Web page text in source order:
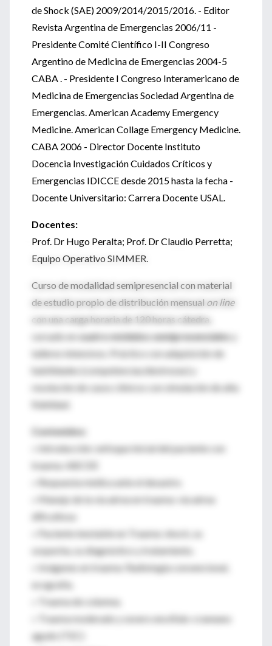
de Shock (SAE) 2009/2014/2015/2016. - Editor
Revista Argentina de Emergencias 2006/11 -
Presidente Comité Científico I-II Congreso
Argentino de Medicina de Emergencias 2004-5
CABA . - Presidente I Congreso Interamericano de
Medicina de Emergencias Sociedad Argentina de
Emergencias. American Academy Emergency
Medicine. American Collage Emergency Medicine.
CABA 2006 - Director Docente Instituto
Docencia Investigación Cuidados Críticos y
Emergencias IDICCE desde 2015 hasta la fecha -
Docente Universitario: Carrera Docente USAL.
Docentes:
Prof. Dr Hugo Peralta; Prof. Dr Claudio Perretta;
Equipo Operativo SIMMER.
Curso de modalidad semipresencial con material
de estudio propio de distribución mensual on line
con una carga horaria de 120 horas cátedra,
cursado encuatro módulos semipresencialesy
talleres intensivos. Práctico con adquisición de
habilidades (competencias/destrezas) y
resolución de casos clínicos con simulación de alta
fidelidad.
Contenidos:
» Introducción: enfoque inicial del paciente con
trauma: ABCDE
» Respuesta médica ante el desastre.
» Manejo de la vía aérea en trauma: vía aérea
dificultosa
» Paciente inestable en Trauma: shock, su
sospecha, su diagnóstico y tratamiento.
» Imágenes en trauma: Radiología convencional,
ecografía.
» Trauma de columna.
» Trauma moderado y severo encéfalo-craneano
agudo (TEC)